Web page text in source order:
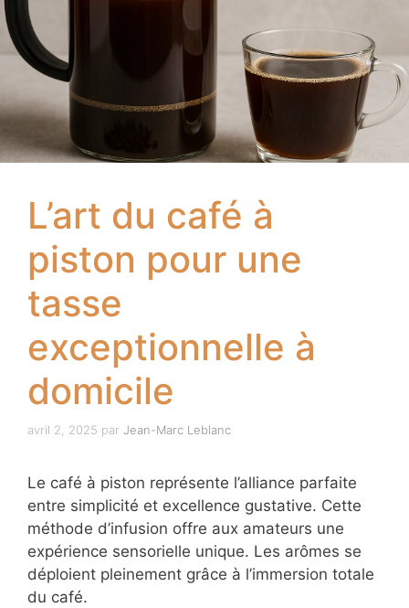
L’art du café à
piston pour une
tasse
exceptionnelle à
domicile
avril 2, 2025 par Jean-Marc Leblanc
Le café à piston représente l’alliance parfaite
entre simplicité et excellence gustative. Cette
méthode d’infusion offre aux amateurs une
expérience sensorielle unique. Les arômes se
déploient pleinement grâce à l’immersion totale
du café.